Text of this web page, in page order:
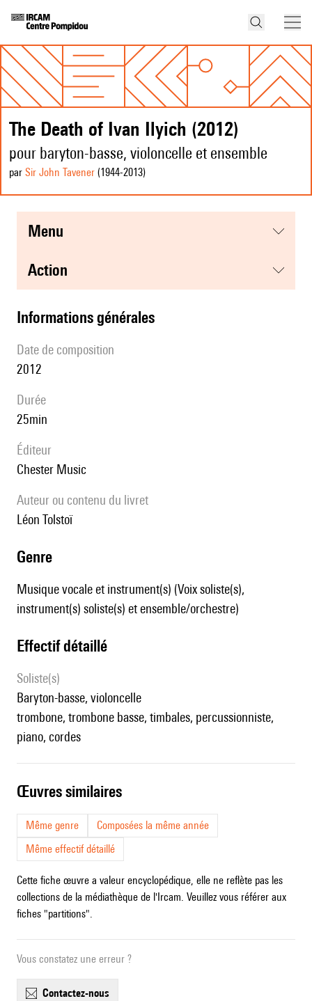
The Death of Ivan Ilyich (2012)
pour baryton-basse, violoncelle et ensemble
par Sir John Tavener (1944-2013)
menu
action
informations générales
date de composition
2012
durée
25min
éditeur
Chester Music
Auteur ou contenu du livret
Léon Tolstoï
genre
Musique vocale et instrument(s) (Voix soliste(s),
instrument(s) soliste(s) et ensemble/orchestre)
effectif détaillé
Soliste(s)
baryton-basse, violoncelle
trombone, trombone basse, timbales, percussionniste,
piano, cordes
œuvres similaires
Même genre
Composées la même année
Même effectif détaillé
Cette fiche œuvre a valeur encyclopédique, elle ne reflète pas les
collections de la médiathèque de l'Ircam. Veuillez vous référer aux
fiches "partitions".
Vous constatez une erreur ?
contactez-nous